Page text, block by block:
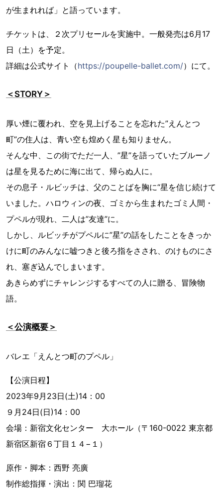
が生まれれば」と語っています。
チケットは、２次プリセールを実施中。一般発売は6月17
日（土）を予定。
詳細は公式サイト（https://poupelle-ballet.com/）にて。
＜STORY＞
厚い煙に覆われ、空を見上げることを忘れた”えんとつ
町”の住人は、青い空も煌めく星も知りません。
そんな中、この街でただ一人、”星”を語っていたブルーノ
は星を見るために海に出て、帰らぬ人に。
その息子・ルビッチは、父のことばを胸に“星を信じ続けて
いました。ハロウィンの夜、ゴミから生まれたゴミ人間・
プペルが現れ、二人は”友達”に。
しかし、ルビッチがプペルに”星”の話をしたことをきっか
けに町のみんなに嘘つきと後ろ指をさされ、のけものにさ
れ、塞ぎ込んでしまいます。
あきらめずにチャレンジするすべての人に贈る、冒険物
語。
＜公演概要＞
バレエ「えんとつ町のプペル」
【公演日程】
2023年9月23日(土)14：00
９月24日(日)14：00
会場：新宿文化センター 大ホール（〒160-0022 東京都
新宿区新宿６丁目１４−１）
原作・脚本：西野 亮廣
制作総指揮・演出：関 巴瑠花